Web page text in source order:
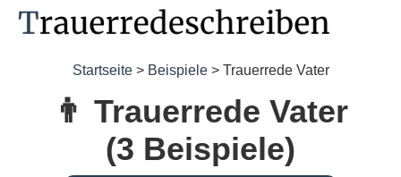
Startseite> Beispiele> Trauerrede Vater
👨 Trauerrede Vater
(3 Beispiele)